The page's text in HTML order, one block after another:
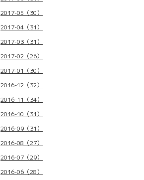
2017-05（30）
2017-04（31）
2017-03（31）
2017-02（26）
2017-01（30）
2016-12（32）
2016-11（34）
2016-10（31）
2016-09（31）
2016-08（27）
2016-07（29）
2016-06（28）